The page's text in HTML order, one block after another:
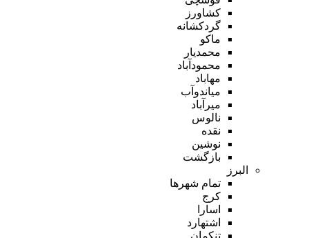
کشاورز
گردکشانه
ماکو
محمدیار
محمودآباد
مهاباد
میاندوآب
میرآباد
نالوس
نقده
نوشین
بازگشت
البرز
تمام شهر‌ها
کرج
اسارا
اشتهارد
تنکمان